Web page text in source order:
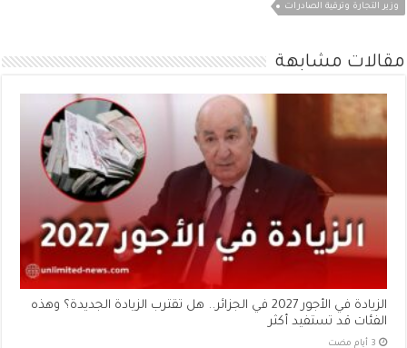
وزير التجارة وترقية الصادرات
مقالات مشابهة
الزيادة في الأجور 2027 في الجزائر.. هل تقترب الزيادة الجديدة؟ وهذه
الفئات قد تستفيد أكثر